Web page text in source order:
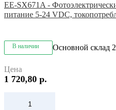
EE-SX671A -
питание 5-24 VDC,
В наличии Основной склад
Цена
1 720,80 р.